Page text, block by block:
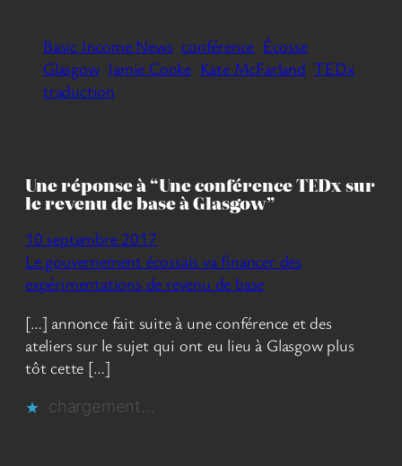
Basic Income News conférence Écosse
Glasgow Jamie Cooke Kate McFarland TEDx
traduction
Une réponse à “Une conférence TEDx sur
le revenu de base à Glasgow”
10 septembre 2017
Le gouvernement écossais va financer des
expérimentations de revenu de base
[…] annonce fait suite à une conférence et des
ateliers sur le sujet qui ont eu lieu à Glasgow plus
tôt cette […]
chargement…